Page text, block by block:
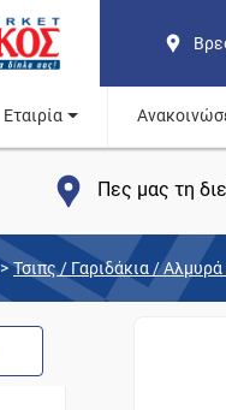
Εταιρία
Πες μας τη
> Τσιπς / Γαριδάκια / Αλμυρά